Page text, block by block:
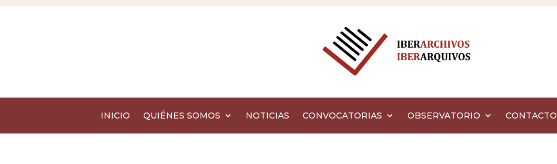
INICIO QUIÉNES SOMOS NOTICIAS CONVOCATORIAS OBSERVATORIO CONTACTO